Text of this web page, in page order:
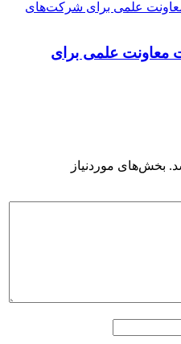
معاونت علمی برای
بخش‌های موردنیاز